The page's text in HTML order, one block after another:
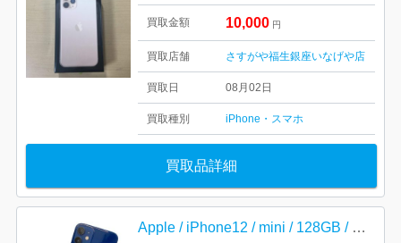
買取金額 10,000 円
買取店舗 さすがや福生銀座いなげや店
買取日 08月02日
買取種別 iPhone・スマホ
買取品詳細
Apple / iPhone12 / mini / 128GB / ブルー / 中古 / 傷有り / 汚れ有り / スマホ